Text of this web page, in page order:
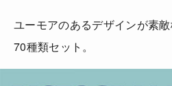
ユーモアのあるデザインが素
70種類セット。